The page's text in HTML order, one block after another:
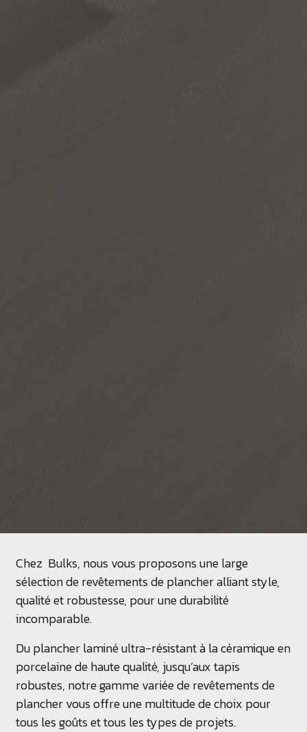
Chez Bulks, nous vous proposons une large
sélection de revêtements de plancher alliant style,
qualité et robustesse, pour une durabilité
incomparable.
Du plancher laminé ultra-résistant à la céramique en
porcelaine de haute qualité, jusqu’aux tapis
robustes, notre gamme variée de revêtements de
plancher vous offre une multitude de choix pour
tous les goûts et tous les types de projets.